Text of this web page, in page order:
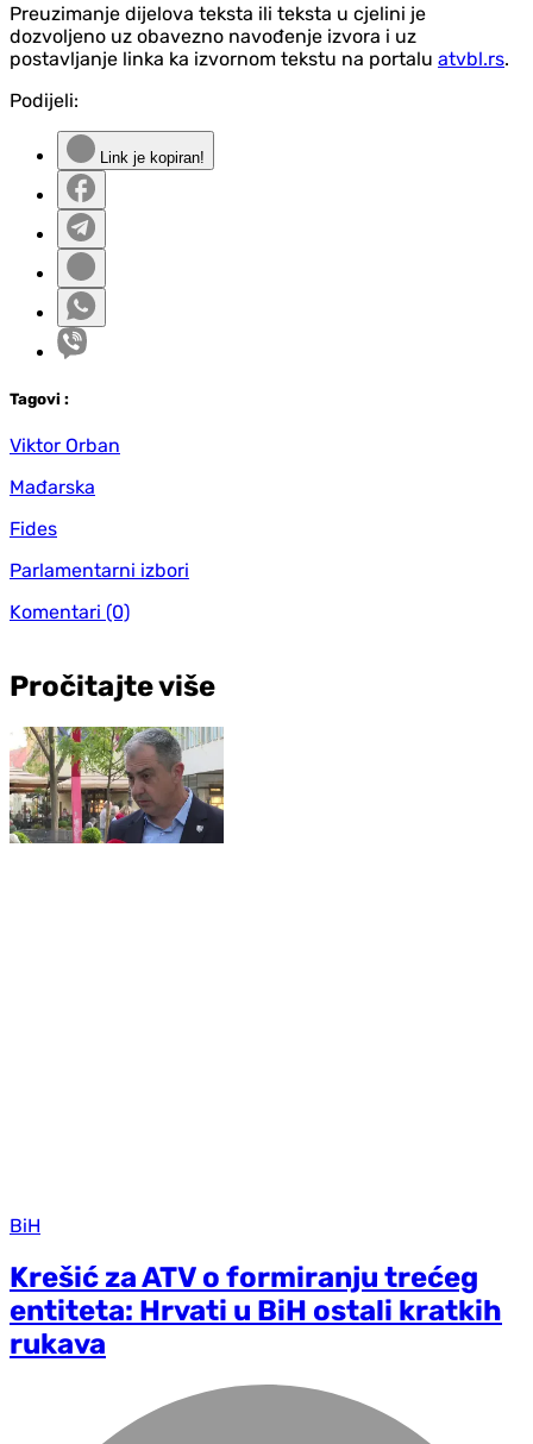
Preuzimanje dijelova teksta ili teksta u cjelini je
dozvoljeno uz obavezno navođenje izvora i uz
postavljanje linka ka izvornom tekstu na portalu atvbl.rs.
Podijeli:
Link je kopiran!
Tagovi :
Viktor Orban
Mađarska
Fides
Parlamentarni izbori
Komentari (0)
Pročitajte više
BiH
Krešić za ATV o formiranju trećeg
entiteta: Hrvati u BiH ostali kratkih
rukava